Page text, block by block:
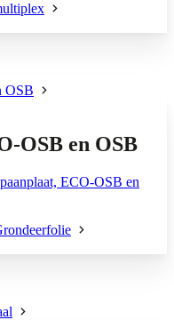
OSB
OSB en OSB
ECO-OSB en